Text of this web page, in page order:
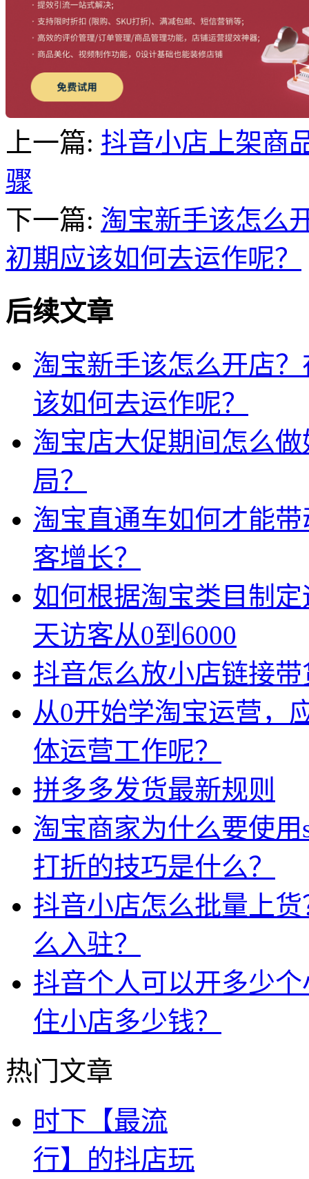
上一篇: 抖音小店上架商
骤
下一篇: 淘宝新手该怎么
初期应该如何去运作呢？
后续文章
淘宝新手该怎么开店
该如何去运作呢？
淘宝店大促期间怎么
局？
淘宝直通车如何才能
客增长？
如何根据淘宝类目制
天访客从0到6000
抖音怎么放小店链接带
从0开始学淘宝运营，
体运营工作呢？
拼多多发货最新规则
淘宝商家为什么要使用
打折的技巧是什么？
抖音小店怎么批量上
么入驻？
抖音个人可以开多少
住小店多少钱？
热门文章
时下【最流
行】的抖店玩